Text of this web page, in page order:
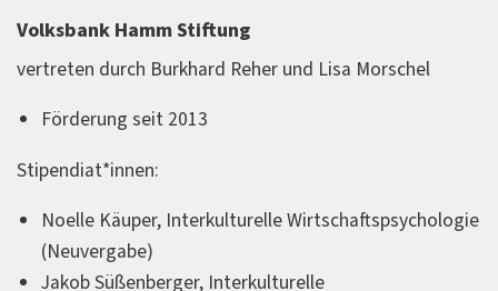
Volksbank Hamm Stiftung
vertreten durch Burkhard Reher und Lisa Morschel
Förderung seit 2013
Stipendiat*innen:
Noelle Käuper, Interkulturelle Wirtschaftspsychologie
(Neuvergabe)
Jakob Süßenberger, Interkulturelle